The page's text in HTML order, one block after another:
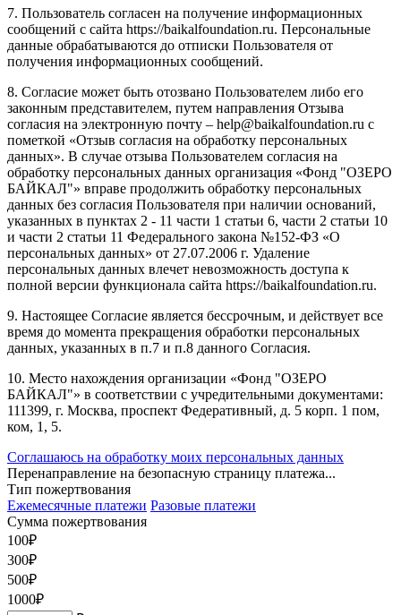
7. Пользователь согласен на получение информационных
сообщений с сайта https://baikalfoundation.ru. Персональные
данные обрабатываются до отписки Пользователя от
получения информационных сообщений.
8. Согласие может быть отозвано Пользователем либо его
законным представителем, путем направления Отзыва
согласия на электронную почту – help@baikalfoundation.ru с
пометкой «Отзыв согласия на обработку персональных
данных». В случае отзыва Пользователем согласия на
обработку персональных данных организация «Фонд "ОЗЕРО
БАЙКАЛ"» вправе продолжить обработку персональных
данных без согласия Пользователя при наличии оснований,
указанных в пунктах 2 - 11 части 1 статьи 6, части 2 статьи 10
и части 2 статьи 11 Федерального закона №152-ФЗ «О
персональных данных» от 27.07.2006 г. Удаление
персональных данных влечет невозможность доступа к
полной версии функционала сайта https://baikalfoundation.ru.
9. Настоящее Согласие является бессрочным, и действует все
время до момента прекращения обработки персональных
данных, указанных в п.7 и п.8 данного Согласия.
10. Место нахождения организации «Фонд "ОЗЕРО
БАЙКАЛ"» в соответствии с учредительными документами:
111399, г. Москва, проспект Федеративный, д. 5 корп. 1 пом,
ком, 1, 5.
Соглашаюсь на обработку моих персональных данных
Перенаправление на безопасную страницу платежа...
Тип пожертвования
Ежемесячные платежи Разовые платежи
Сумма пожертвования
100₽
300₽
500₽
1000₽